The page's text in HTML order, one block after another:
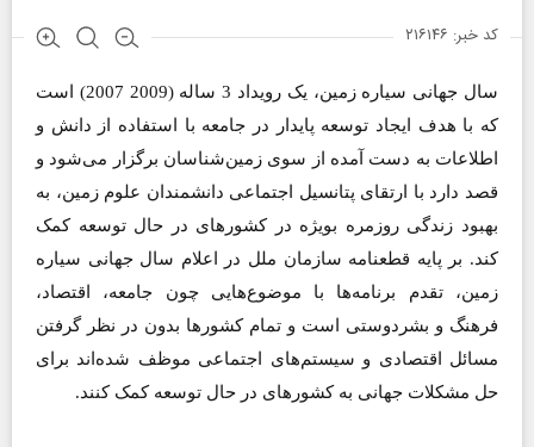
کد خبر: ۲۱۶۱۴۶
سال جهانی سیاره زمین، یک رویداد 3 ساله (2009 2007)‌ است
که با هدف ایجاد توسعه پایدار در جامعه با استفاده از دانش و
اطلاعات به دست آمده از سوی زمین‌شناسان برگزار می‌شود و
قصد دارد با ارتقای پتانسیل اجتماعی دانشمندان علوم زمین، به
بهبود زندگی روزمره بویژه در کشورهای در حال توسعه کمک
کند. بر پایه قطعنامه سازمان ملل در اعلام سال جهانی سیاره
زمین، تقدم برنامه‌ها با موضوع‌هایی چون جامعه، اقتصاد،
فرهنگ و بشردوستی است و تمام کشورها بدون در نظر گرفتن
مسائل اقتصادی و سیستم‌های اجتماعی موظف شده‌اند برای
حل مشکلات جهانی به کشورهای در حال توسعه کمک کنند.